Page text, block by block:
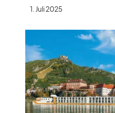
1. Juli 2025